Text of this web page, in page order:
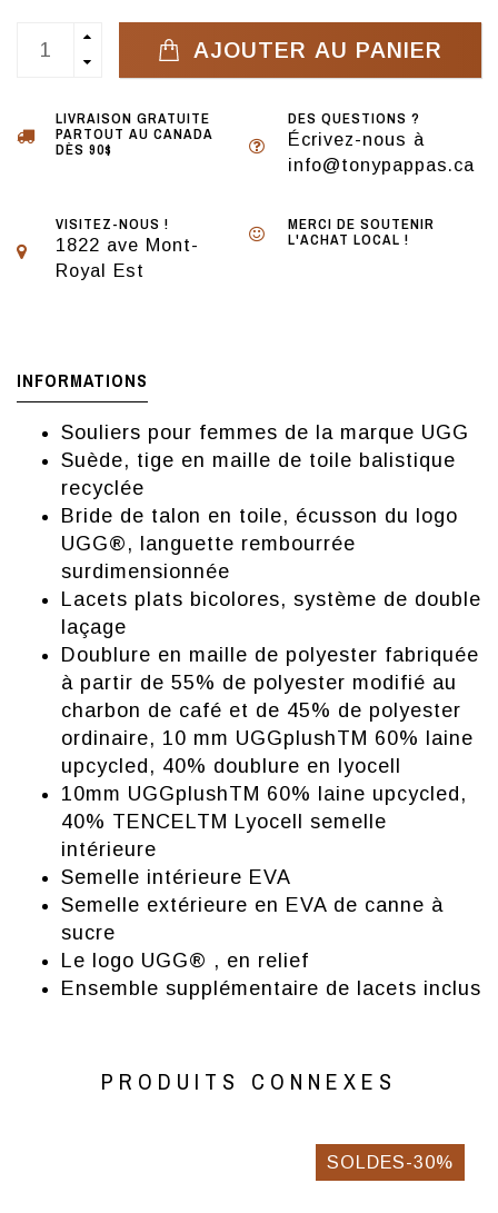
AJOUTER AU PANIER
LIVRAISON GRATUITE
PARTOUT AU CANADA
DÈS 90$
DES QUESTIONS ?
Écrivez-nous à
info@tonypappas.ca
VISITEZ-NOUS !
1822 ave Mont-
Royal Est
MERCI DE SOUTENIR
L'ACHAT LOCAL !
INFORMATIONS
Souliers pour femmes de la marque UGG
Suède, tige en maille de toile balistique
recyclée
Bride de talon en toile, écusson du logo
UGG®, languette rembourrée
surdimensionnée
Lacets plats bicolores, système de double
laçage
Doublure en maille de polyester fabriquée
à partir de 55% de polyester modifié au
charbon de café et de 45% de polyester
ordinaire, 10 mm UGGplushTM 60% laine
upcycled, 40% doublure en lyocell
10mm UGGplushTM 60% laine upcycled,
40% TENCELTM Lyocell semelle
intérieure
Semelle intérieure EVA
Semelle extérieure en EVA de canne à
sucre
Le logo UGG® , en relief
Ensemble supplémentaire de lacets inclus
PRODUITS CONNEXES
SOLDES-30%